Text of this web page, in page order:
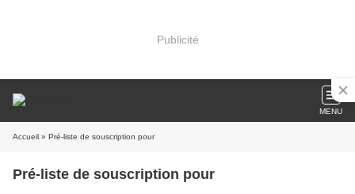
Publicité
MENU
Accueil » Pré-liste de souscription pour
Pré-liste de souscription pour